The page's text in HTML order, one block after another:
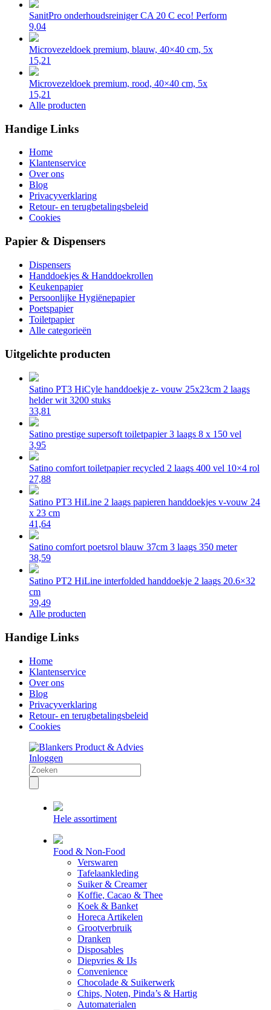
SanitPro onderhoudsreiniger CA 20 C eco! Perform
9,04
Microvezeldoek premium, blauw, 40×40 cm, 5x
15,21
Microvezeldoek premium, rood, 40×40 cm, 5x
15,21
Alle producten
Handige Links
Home
Klantenservice
Over ons
Blog
Privacyverklaring
Retour- en terugbetalingsbeleid
Cookies
Papier & Dispensers
Dispensers
Handdoekjes & Handdoekrollen
Keukenpapier
Persoonlijke Hygiënepapier
Poetspapier
Toiletpapier
Alle categorieën
Uitgelichte producten
Satino PT3 HiCyle handdoekje z- vouw 25x23cm 2 laags
helder wit 3200 stuks
33,81
Satino prestige supersoft toiletpapier 3 laags 8 x 150 vel
3,95
Satino comfort toiletpapier recycled 2 laags 400 vel 10×4 rol
27,88
Satino PT3 HiLine 2 laags papieren handdoekjes v-vouw 24
x 23 cm
41,64
Satino comfort poetsrol blauw 37cm 3 laags 350 meter
38,59
Satino PT2 HiLine interfolded handdoekje 2 laags 20.6×32
cm
39,49
Alle producten
Handige Links
Home
Klantenservice
Over ons
Blog
Privacyverklaring
Retour- en terugbetalingsbeleid
Cookies
Inloggen
Hele assortiment
Food & Non-Food
Verswaren
Tafelaankleding
Suiker & Creamer
Koffie, Cacao & Thee
Koek & Banket
Horeca Artikelen
Grootverbruik
Dranken
Disposables
Diepvries & IJs
Convenience
Chocolade & Suikerwerk
Chips, Noten, Pinda’s & Hartig
Automaterialen